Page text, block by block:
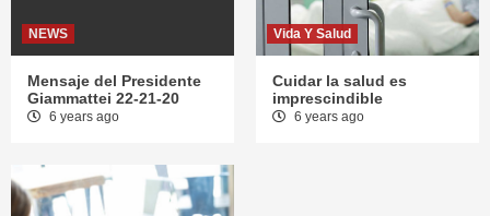
NEWS
Mensaje del Presidente
Giammattei 22-21-20
6 years ago
Vida Y Salud
Cuidar la salud es
imprescindible
6 years ago